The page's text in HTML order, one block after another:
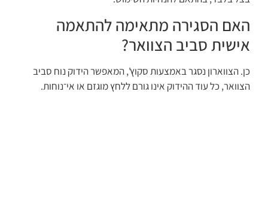
האם הסגירה מתאימה להתאמה
אישית סביב הצוואר?
כן. הצווארון נסגר באמצעות סקוץ', המאפשר הידוק נוח סביב
הצוואר, כל עוד ההידוק אינו גורם ללחץ מוגזם או אי־נוחות.